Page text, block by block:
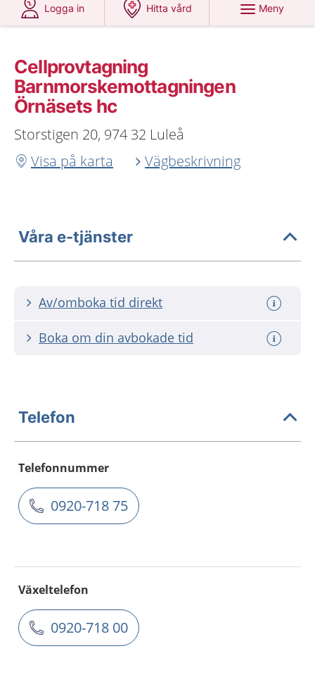
Logga in
Hitta vård
Meny
Cellprovtagning
Barnmorskemottagningen
Örnäsets hc
Storstigen 20, 974 32 Luleå
Visa på karta
Vägbeskrivning
Våra e-tjänster
Av/omboka tid direkt
Boka om din avbokade tid
Telefon
Telefonnummer
0920-718 75
Växeltelefon
0920-718 00